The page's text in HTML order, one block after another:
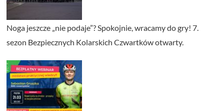
Noga jeszcze „nie podaje”? Spokojnie, wracamy do gry! 7.
sezon Bezpiecznych Kolarskich Czwartków otwarty.